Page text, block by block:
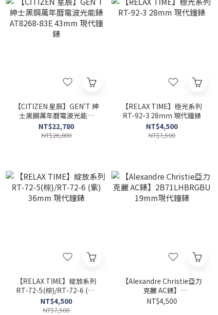
【CITIZEN 星辰】GEN'T 紳
士黑鋼萬年曆電波光能錶
AT8268-83E 43mm 現代鐘
錶
NT$22,780
NT$26,800
【RELAX TIME】極光系列
RT-92-3 28mm 現代鐘錶
NT$4,500
NT$7,500
【RELAX TIME】綻放系列
RT-72-5(棕)/RT-72-6 (紫)
36mm 現代鐘錶
NT$4,500
NT$7,500
【Alexandre Christie亞力
克麗 AC錶】
2B71LHBRGBU 19mm現代
NT$4,500